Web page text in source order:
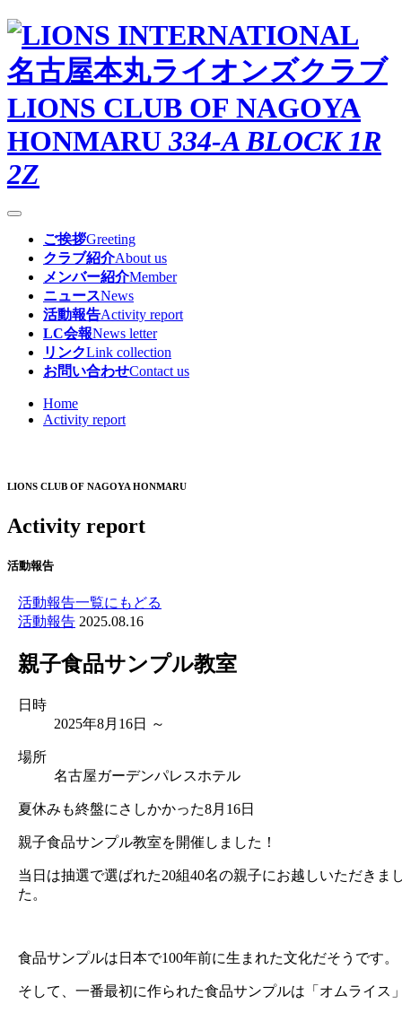
名古屋本丸ライオンズクラブ
LIONS CLUB OF NAGOYA
HONMARU 334-A BLOCK 1R
2Z
ご挨拶Greeting
クラブ紹介About us
メンバー紹介Member
ニュースNews
活動報告Activity report
LC会報News letter
リンクLink collection
お問い合わせContact us
Home
Activity report
LIONS CLUB OF NAGOYA HONMARU
Activity report
活動報告
活動報告一覧にもどる
活動報告 2025.08.16
親子食品サンプル教室
日時
2025年8月16日 ～
場所
名古屋ガーデンパレスホテル
夏休みも終盤にさしかかった8月16日
親子食品サンプル教室を開催しました！
当日は抽選で選ばれた20組40名の親子にお越しいただきま
た。
食品サンプルは日本で100年前に生まれた文化だそうです。
そして、一番最初に作られた食品サンプルは「オムライス